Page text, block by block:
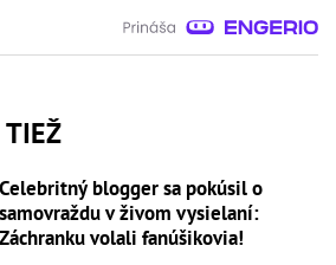
TIEŽ
Celebritný blogger sa pokúsil o
samovraždu v živom vysielaní:
Záchranku volali fanúšikovia!